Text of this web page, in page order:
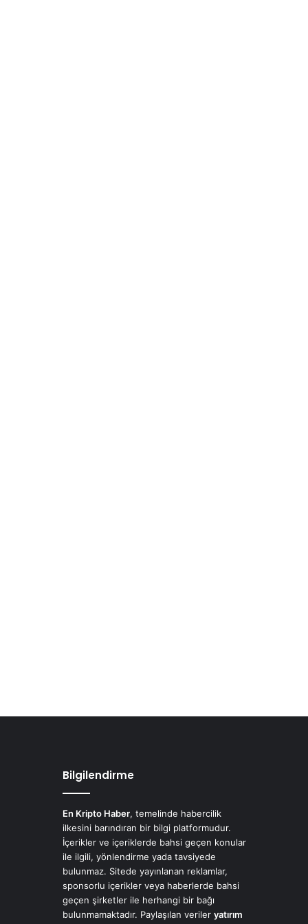
Bilgilendirme
En Kripto Haber, temelinde habercilik
ilkesini barındıran bir bilgi platformudur.
İçerikler ve içeriklerde bahsi geçen konular
ile ilgili, yönlendirme yada tavsiyede
bulunmaz. Sitede yayınlanan reklamlar,
sponsorlu içerikler veya haberlerde bahsi
geçen şirketler ile herhangi bir bağı
bulunmamaktadır. Paylaşılan veriler yatırım